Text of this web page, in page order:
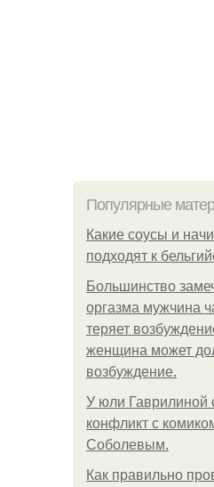
Популярные
Какие соусы и
подходят к
Большинство
оргазма мужчина
теряет
женщина может
возбуждение.
У юли Гаврилиной
конфликт с
Соболевым.
Как правильно